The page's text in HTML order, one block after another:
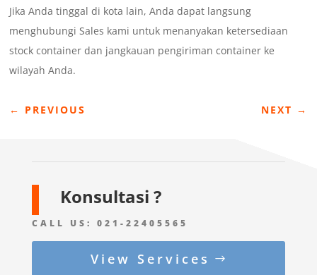
Jika Anda tinggal di kota lain, Anda dapat langsung
menghubungi Sales kami untuk menanyakan ketersediaan
stock container dan jangkauan pengiriman container ke
wilayah Anda.
← PREVIOUS NEXT →
Konsultasi ?
CALL US: 021-22405565
View Services